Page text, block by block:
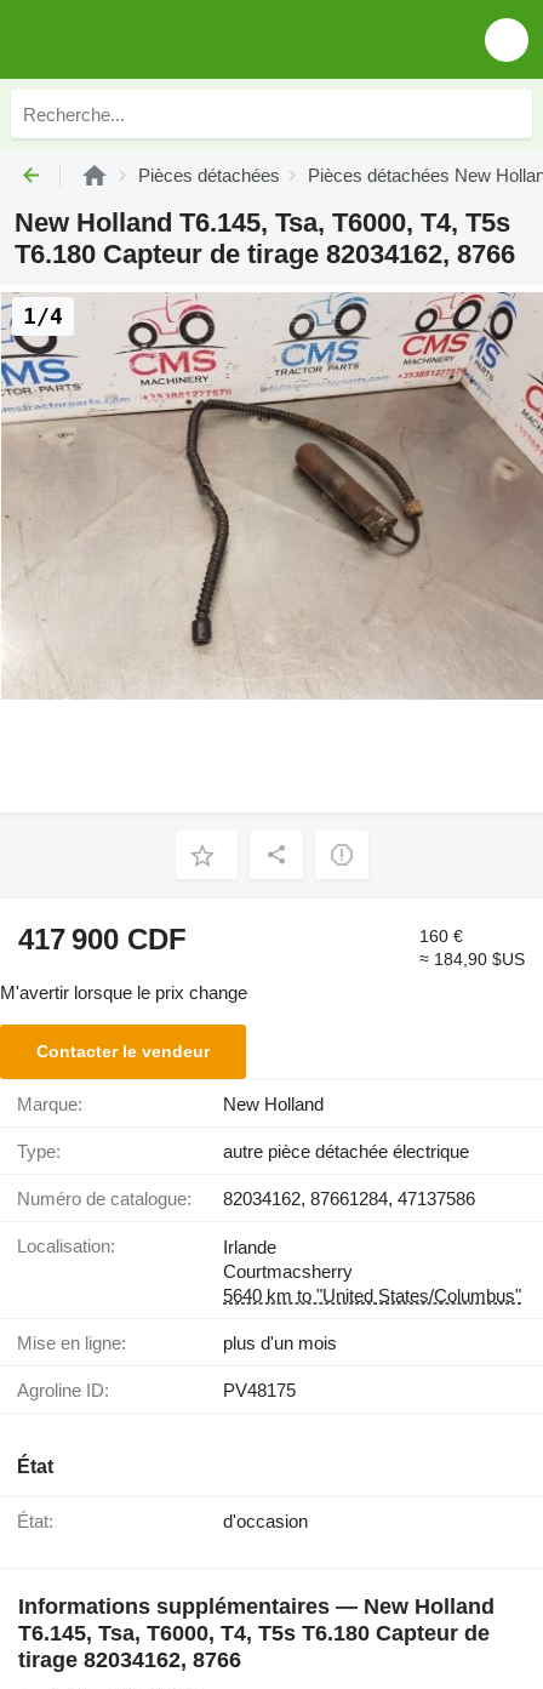
Pièces détachées Pièces détachées New
New Holland T6.145, Tsa, T6000, T4, T5s
T6.180 Capteur de tirage 82034162, 8766
1/4
417 900 CDF
160 €
≈ 184,90 $US
M'avertir lorsque le prix change
Contacter le vendeur
Marque: New Holland
Type: autre pièce détachée électrique
Numéro de catalogue: 82034162, 87661284, 47137586
Localisation:
Irlande
Courtmacsherry
5640 km to "United States/Columbus"
Mise en ligne: plus d'un mois
Agroline ID: PV48175
État
État: d'occasion
Informations supplémentaires — New Holland
T6.145, Tsa, T6000, T4, T5s T6.180 Capteur de
tirage 82034162, 8766